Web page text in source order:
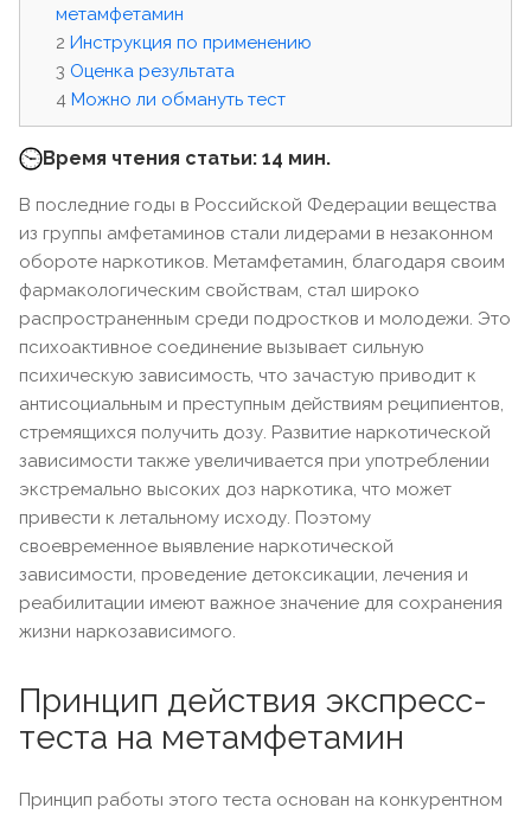
метамфетамин
Инструкция по применению
Оценка результата
Можно ли обмануть тест
Время чтения статьи: 14 мин.
В последние годы в Российской Федерации вещества
из группы амфетаминов стали лидерами в незаконном
обороте наркотиков. Метамфетамин, благодаря своим
фармакологическим свойствам, стал широко
распространенным среди подростков и молодежи. Это
психоактивное соединение вызывает сильную
психическую зависимость, что зачастую приводит к
антисоциальным и преступным действиям реципиентов,
стремящихся получить дозу. Развитие наркотической
зависимости также увеличивается при употреблении
экстремально высоких доз наркотика, что может
привести к летальному исходу. Поэтому
своевременное выявление наркотической
зависимости, проведение детоксикации, лечения и
реабилитации имеют важное значение для сохранения
жизни наркозависимого.
Принцип действия экспресс-
теста на метамфетамин
Принцип работы этого теста основан на конкурентном